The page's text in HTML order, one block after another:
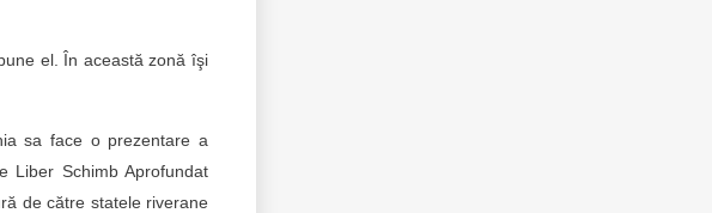
el. În această zonă îşi
sa face o prezentare a
Liber Schimb Aprofundat
de către statele riverane